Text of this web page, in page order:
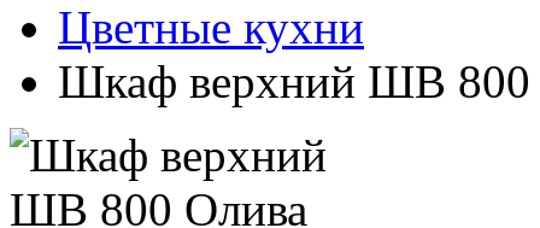
Цветные кухни
Шкаф верхний ШВ 800